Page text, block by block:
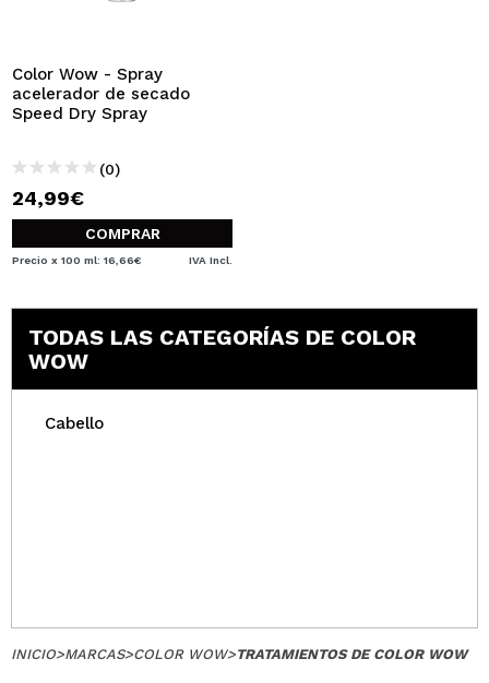
Color Wow - Spray
acelerador de secado
Speed Dry Spray
(0)
24,99€
COMPRAR
Precio x 100 ml: 16,66€ IVA Incl.
TODAS LAS CATEGORÍAS DE COLOR
WOW
Cabello
INICIO>MARCAS>COLOR WOW>TRATAMIENTOS DE COLOR WOW